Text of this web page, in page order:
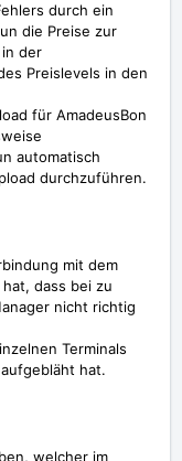
durch ein
die Preise zur
der
Preislevels in den
für AmadeusBon
automatisch
durchzuführen.
mit dem
dass bei zu
nicht richtig
Terminals
hat.
welcher im